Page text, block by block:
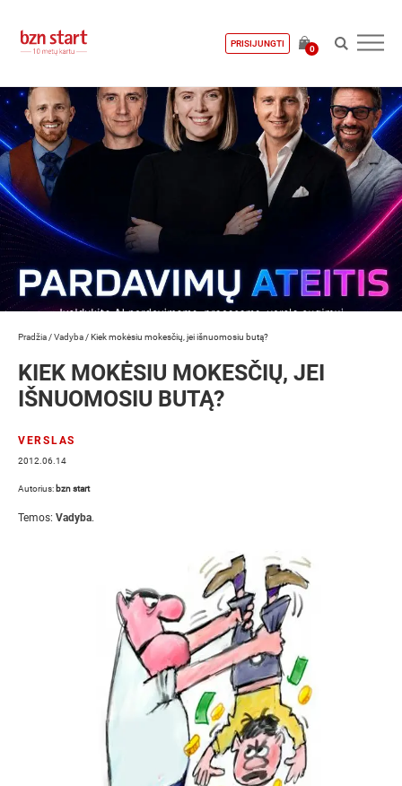
PRISIJUNGTI
0
Pradžia /Vadyba /Kiek mokėsiu mokesčių, jei išnuomosiu butą?
KIEK MOKĖSIU MOKESČIŲ, JEI
IŠNUOMOSIU BUTĄ?
VERSLAS
2012.06.14
Autorius: bzn start
Temos: Vadyba.